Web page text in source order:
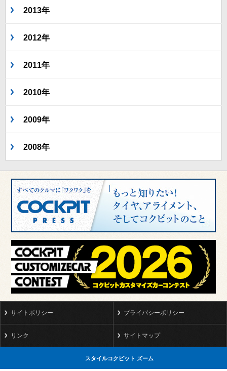
2013年
2012年
2011年
2010年
2009年
2008年
サイトポリシー プライバシーポリシー
リンク サイトマップ
スタイルコクピット ズーム